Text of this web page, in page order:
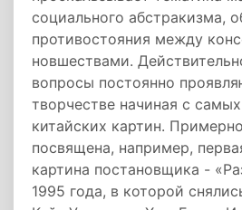
социального абстракизма,
противостояния между
новшествами.
вопросы постоянно
творчестве начиная с
китайских картин.
посвящена, например,
картина постановщика -
1995 года, в которой